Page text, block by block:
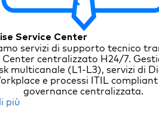
Service Center
servizi di supporto tecnico
Center centralizzato H24/7.
multicanale (L1-L3), servizi di
e processi ITIL
governance centralizzata.
più